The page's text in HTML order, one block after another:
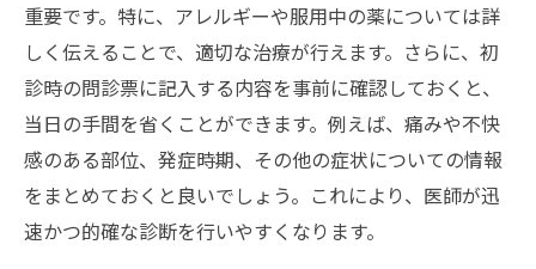
重要です。特に、アレルギーや服用中の薬については詳
しく伝えることで、適切な治療が行えます。さらに、初
診時の問診票に記入する内容を事前に確認しておくと、
当日の手間を省くことができます。例えば、痛みや不快
感のある部位、発症時期、その他の症状についての情報
をまとめておくと良いでしょう。これにより、医師が迅
速かつ的確な診断を行いやすくなります。